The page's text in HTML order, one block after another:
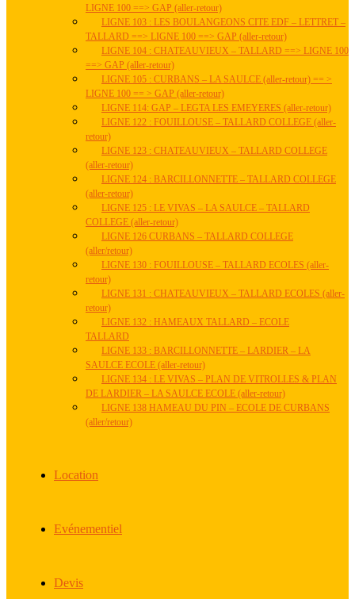
LIGNE 100 ==> GAP (aller-retour)
LIGNE 103 : LES BOULANGEONS CITE EDF – LETTRET –
TALLARD ==> LIGNE 100 ==> GAP (aller-retour)
LIGNE 104 : CHATEAUVIEUX – TALLARD ==> LIGNE 100
==> GAP (aller-retour)
LIGNE 105 : CURBANS – LA SAULCE (aller-retour) == >
LIGNE 100 == > GAP (aller-retour)
LIGNE 114: GAP – LEGTA LES EMEYERES (aller-retour)
LIGNE 122 : FOUILLOUSE – TALLARD COLLEGE (aller-
retour)
LIGNE 123 : CHATEAUVIEUX – TALLARD COLLEGE
(aller-retour)
LIGNE 124 : BARCILLONNETTE – TALLARD COLLEGE
(aller-retour)
LIGNE 125 : LE VIVAS – LA SAULCE – TALLARD
COLLEGE (aller-retour)
LIGNE 126 CURBANS – TALLARD COLLEGE
(aller/retour)
LIGNE 130 : FOUILLOUSE – TALLARD ECOLES (aller-
retour)
LIGNE 131 : CHATEAUVIEUX – TALLARD ECOLES (aller-
retour)
LIGNE 132 : HAMEAUX TALLARD – ECOLE
TALLARD
LIGNE 133 : BARCILLONNETTE – LARDIER – LA
SAULCE ECOLE (aller-retour)
LIGNE 134 : LE VIVAS – PLAN DE VITROLLES & PLAN
DE LARDIER – LA SAULCE ECOLE (aller-retour)
LIGNE 138 HAMEAU DU PIN – ECOLE DE CURBANS
(aller/retour)
Location
Evénementiel
Devis